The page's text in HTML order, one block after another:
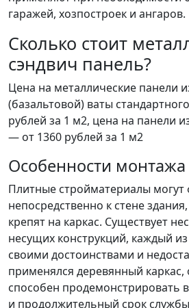
гаражей, хозпостроек и ангаров.
Сколько стоит
сэндвич панель?
Цена на металлические панели
(базальтовой) ваты
рублей за 1 м2, цена на панели
— от 1360 рублей за 1 м2
Особенности монтажа
Плитные стройматериалы могут
непосредственно к стене
крепят на каркас. Существует
несущих конструкций, каждый
своими достоинствами и
применялся деревянный
способен продемонстрировать
и продолжительный срок